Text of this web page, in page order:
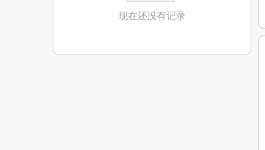
现在还没有记录